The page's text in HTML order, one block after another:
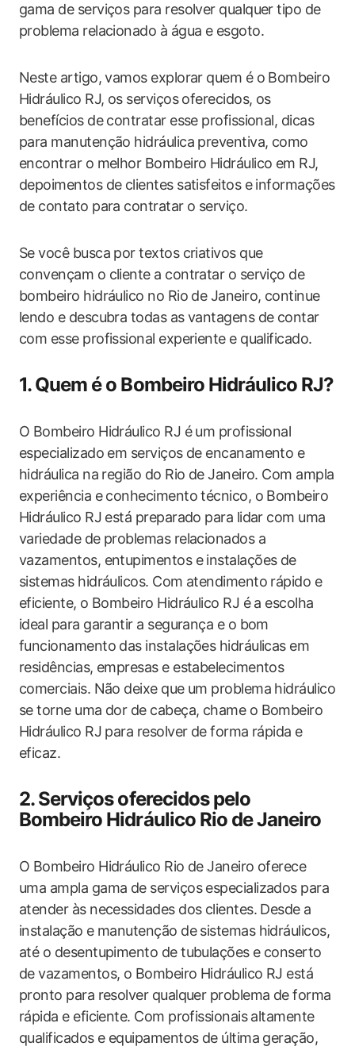
gama de serviços para resolver qualquer tipo de
problema relacionado à água e esgoto.
Neste artigo, vamos explorar quem é o Bombeiro
Hidráulico RJ, os serviços oferecidos, os
benefícios de contratar esse profissional, dicas
para manutenção hidráulica preventiva, como
encontrar o melhor Bombeiro Hidráulico em RJ,
depoimentos de clientes satisfeitos e informações
de contato para contratar o serviço.
Se você busca por textos criativos que
convençam o cliente a contratar o serviço de
bombeiro hidráulico no Rio de Janeiro, continue
lendo e descubra todas as vantagens de contar
com esse profissional experiente e qualificado.
1. Quem é o Bombeiro Hidráulico RJ?
O Bombeiro Hidráulico RJ é um profissional
especializado em serviços de encanamento e
hidráulica na região do Rio de Janeiro. Com ampla
experiência e conhecimento técnico, o Bombeiro
Hidráulico RJ está preparado para lidar com uma
variedade de problemas relacionados a
vazamentos, entupimentos e instalações de
sistemas hidráulicos. Com atendimento rápido e
eficiente, o Bombeiro Hidráulico RJ é a escolha
ideal para garantir a segurança e o bom
funcionamento das instalações hidráulicas em
residências, empresas e estabelecimentos
comerciais. Não deixe que um problema hidráulico
se torne uma dor de cabeça, chame o Bombeiro
Hidráulico RJ para resolver de forma rápida e
eficaz.
2. Serviços oferecidos pelo
Bombeiro Hidráulico Rio de Janeiro
O Bombeiro Hidráulico Rio de Janeiro oferece
uma ampla gama de serviços especializados para
atender às necessidades dos clientes. Desde a
instalação e manutenção de sistemas hidráulicos,
até o desentupimento de tubulações e conserto
de vazamentos, o Bombeiro Hidráulico RJ está
pronto para resolver qualquer problema de forma
rápida e eficiente. Com profissionais altamente
qualificados e equipamentos de última geração,